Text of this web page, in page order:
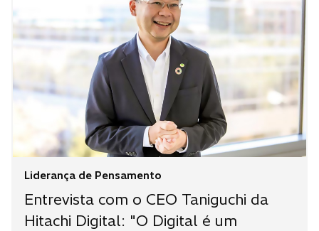
Liderança de Pensamento
Entrevista com o CEO Taniguchi da
Hitachi Digital: "O Digital é um